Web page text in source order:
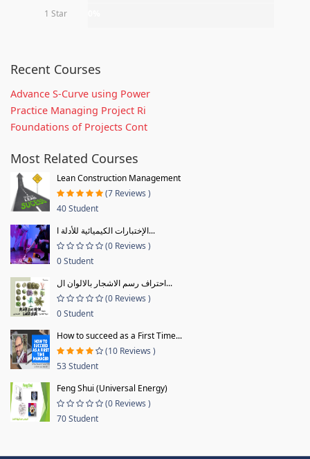
1 Star
Recent Courses
Advance S-Curve using Power
Practice Managing Project Ri
Foundations of Projects Cont
Most Related Courses
Lean Construction Management
(7 Reviews )
40 Student
الإختبارات الكيميائية للأدلة ا...
(0 Reviews )
0 Student
احتراف رسم الاشجار بالالوان ال...
(0 Reviews )
0 Student
How to succeed as a First Time...
(10 Reviews )
53 Student
Feng Shui (Universal Energy)
(0 Reviews )
70 Student